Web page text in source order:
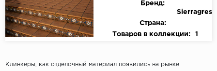
Бренд:
Sierragres
Страна:
Товаров в коллекции:
1
Клинкеры, как отделочный материал появились на рынке